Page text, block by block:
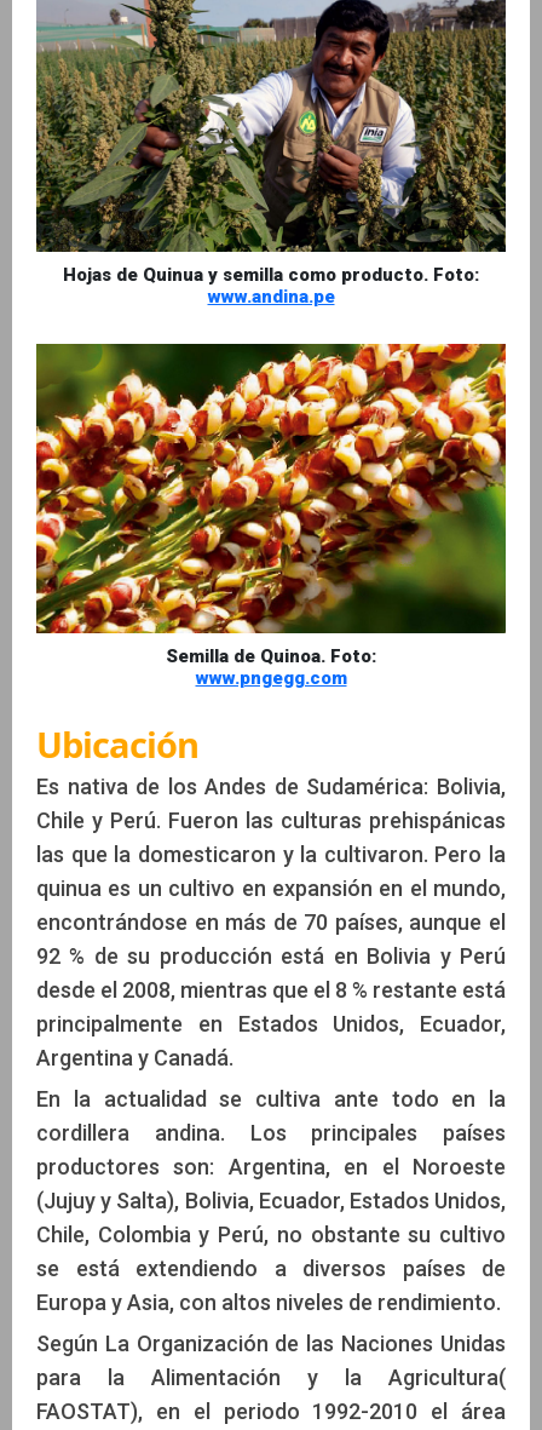
Hojas de Quinua y semilla como producto. Foto:
www.andina.pe
Semilla de Quinoa. Foto:
www.pngegg.com
Ubicación
Es nativa de los Andes de Sudamérica: Bolivia,
Chile y Perú. Fueron las culturas prehispánicas
las que la domesticaron y la cultivaron. Pero la
quinua es un cultivo en expansión en el mundo,
encontrándose en más de 70 países, aunque el
92 % de su producción está en Bolivia y Perú
desde el 2008, mientras que el 8 % restante está
principalmente en Estados Unidos, Ecuador,
Argentina y Canadá.
En la actualidad se cultiva ante todo en la
cordillera andina. Los principales países
productores son: Argentina, en el Noroeste
(Jujuy y Salta), Bolivia, Ecuador, Estados Unidos,
Chile, Colombia y Perú, no obstante su cultivo
se está extendiendo a diversos países de
Europa y Asia, con altos niveles de rendimiento.
Según La Organización de las Naciones Unidas
para la Alimentación y la Agricultura(
FAOSTAT), en el periodo 1992-2010 el área